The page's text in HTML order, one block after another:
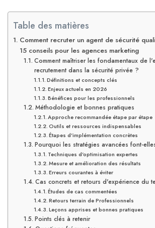
Table des matières
Comment recruter un agent de sécurité
15 conseils pour les agences marketing
Comment maîtriser les fondamentaux de
recrutement dans la sécurité privée ?
Définitions et concepts clés
Enjeux actuels en 2026
Bénéfices pour les professionnels
Méthodologie et bonnes pratiques
Approche recommandée étape par étape
Outils et ressources indispensables
Étapes d'implémentation concrètes
Pourquoi les stratégies avancées font-
Techniques d'optimisation expertes
Mesure et amélioration des résultats
Erreurs courantes à éviter
Cas concrets et retours d'expérience du
Études de cas commentées
Retours terrain de Professionnels
Leçons apprises et bonnes pratiques
Points clés à retenir